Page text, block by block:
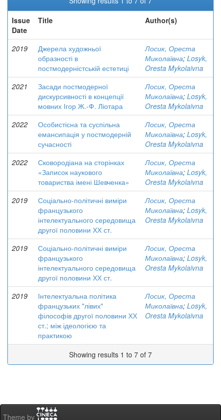
Issue
Date
Title Author(s)
2019
Джерела художньої
образності в
постмодерністській естетиці
Лосик, Ореста
Миколаївна; Losyk,
Oresta Mykolaivna
2021
Засади постмодерної
дискурсивності в концепції
мовних Ігор Ж.-Ф. Ліотара
Лосик, Ореста
Миколаївна; Losyk,
Oresta Mykolaivna
2022
Особистісна та суспільна
емансипація у постмодерній
сучасності
Лосик, Ореста
Миколаївна; Losyk,
Oresta Mykolaivna
2022
Сковородіана на сторінках
«Записок наукового
товариства імені Шевченка»
Лосик, Ореста
Миколаївна; Losyk,
Oresta Mykolaivna
2019
Соціально-політичні виміри
французького
інтелектуального середовища
другої половини ХХ ст.
Лосик, Ореста
Миколаївна; Losyk,
Oresta Mykolaivna
2019
Соціально-політичні виміри
французького
інтелектуального середовища
другої половини ХХ ст.
Лосик, Ореста
Миколаївна; Losyk,
Oresta Mykolaivna
2019
Інтелектуальна політика
французьких "лівих"
філософів другої половини ХХ
ст.; між ідеологією та
практикою
Лосик, Ореста
Миколаївна; Losyk,
Oresta Mykolaivna
Showing results 1 to 7 of 7
Theme by